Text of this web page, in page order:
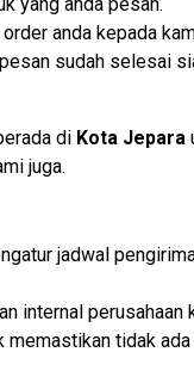
anda kepada
sudah selesai
di Kota Jepara
juga.
jadwal
internal
tidak